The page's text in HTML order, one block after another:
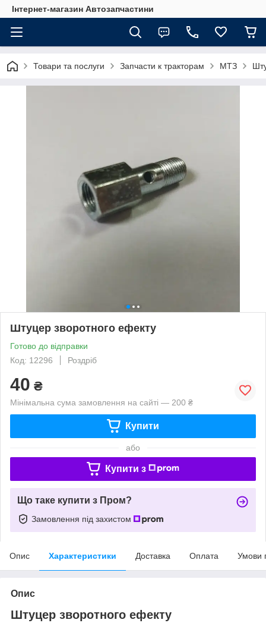
Інтернет-магазин Автозапчастини
Товари та послуги Запчасти к тракторам МТЗ
Штуцер зворотного ефекту
Готово до відправки
Код: 12296
Роздріб
40 ₴
Мінімальна сума замовлення на сайті — 200 ₴
Купити
або
Купити з
Що таке купити з Пром?
Замовлення під захистом
Опис Характеристики Доставка Оплата Умови
Опис
Штуцер зворотного ефекту